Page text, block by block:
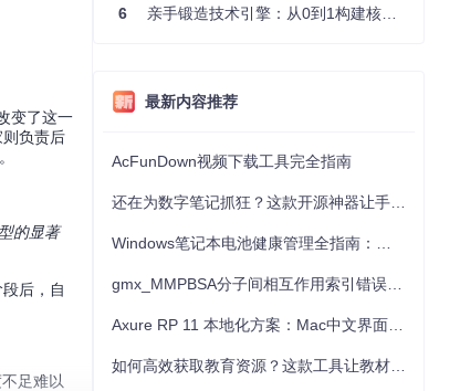
变了这一
负责后
的显著
后，自
足难以
6 亲手锻造技术引擎：从0到1构建核心系统的实践指南
最新内容推荐
AcFunDown视频下载工具完全指南